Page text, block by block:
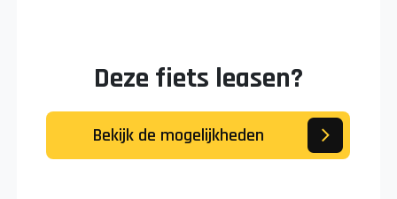
Deze fiets leasen?
Bekijk de mogelijkheden